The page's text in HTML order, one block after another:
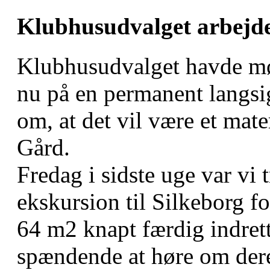
Klubhusudvalget
Klubhusudvalget havde
nu på en permanent
om, at det vil være et
Gård.
Fredag i sidste uge var vi
ekskursion til Silkeborg
64 m2 knapt færdig
spændende at høre om